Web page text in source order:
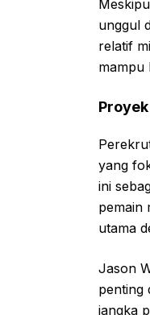
unggul
relatif
mampu
yang
ini
pemain
utama
Jason
penting
jangka